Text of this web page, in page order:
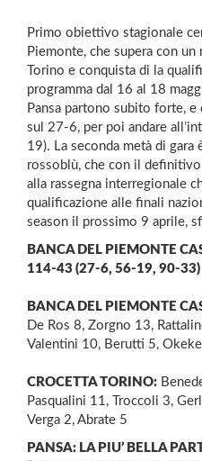
Primo obiettivo stagionale
Piemonte, che supera con
Torino e conquista di la
programma dal 16 al 18
Pansa partono subito forte,
sul 27-6, per poi andare
19). La seconda metà di
rossoblù, che con il
alla rassegna interregionale
qualificazione alle finali
season il prossimo 9 aprile,
BANCA DEL PIEMONTE
114-43 (27-6, 56-19, 90-33)
BANCA DEL PIEMONTE
De Ros 8, Zorgno 13,
Valentini 10, Berutti 5,
CROCETTA TORINO:
Pasqualini 11, Troccoli 3,
Verga 2, Abrate 5
PANSA: LA PIU’ BELLA